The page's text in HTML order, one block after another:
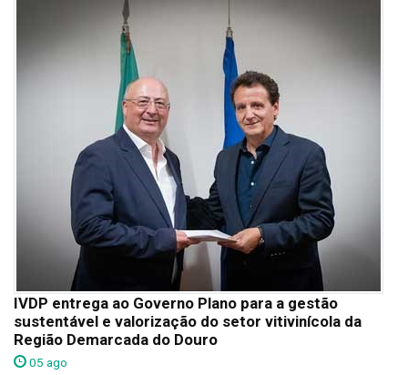
IVDP entrega ao Governo Plano para a gestão
sustentável e valorização do setor vitivinícola da
Região Demarcada do Douro
05 ago